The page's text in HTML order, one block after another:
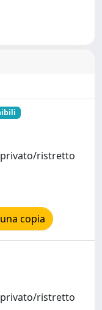
privato/ristretto
copia
privato/ristretto